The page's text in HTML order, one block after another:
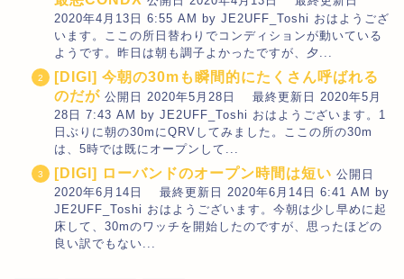
2020年4月13日 6:55 AM by JE2UFF_Toshi おはようござ
います。ここの所日替わりでコンディションが動いている
ようです。昨日は朝も調子よかったですが、夕...
[DIGI] 今朝の30mも瞬間的にたくさん呼ばれる
のだが 公開日 2020年5月28日 最終更新日 2020年5月
28日 7:43 AM by JE2UFF_Toshi おはようございます。1
日ぶりに朝の30mにQRVしてみました。ここの所の30m
は、5時では既にオープンして...
[DIGI] ローバンドのオープン時間は短い 公開日
2020年6月14日 最終更新日 2020年6月14日 6:41 AM by
JE2UFF_Toshi おはようございます。今朝は少し早めに起
床して、30mのワッチを開始したのですが、思ったほどの
良い訳でもない...